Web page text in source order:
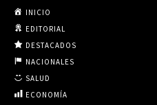
INICIO
EDITORIAL
DESTACADOS
NACIONALES
SALUD
ECONOMÍA